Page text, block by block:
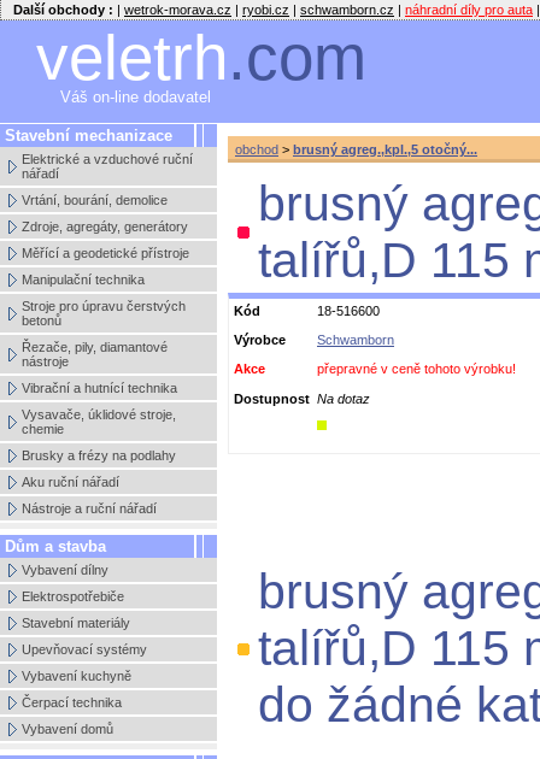
Další obchody : | wetrok-morava.cz | ryobi.cz | schwamborn.cz | náhradní díly pro auta |
veletrh.com
Váš on-line dodavatel
Stavební mechanizace
Elektrické a vzduchové ruční
nářadí
Vrtání, bourání, demolice
Zdroje, agregáty, generátory
Měřící a geodetické přístroje
Manipulační technika
Stroje pro úpravu čerstvých
betonů
Řezače, pily, diamantové
nástroje
Vibrační a hutnící technika
Vysavače, úklidové stroje,
chemie
Brusky a frézy na podlahy
Aku ruční nářadí
Nástroje a ruční nářadí
Dům a stavba
Vybavení dílny
Elektrospotřebiče
Stavební materiály
Upevňovací systémy
Vybavení kuchyně
Čerpací technika
Vybavení domů
obchod > brusný agreg.,kpl.,5 otočný...
brusný
talířů,D 115
Kód
18-516600
Výrobce
Schwamborn
Akce
přepravné v ceně tohoto výrobku!
Dostupnost Na dotaz
brusný
talířů,D 115
do žádné